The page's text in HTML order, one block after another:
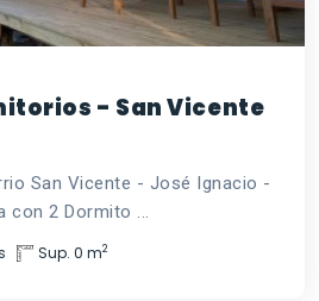
- San Vicente
San Vicente - José Ignacio -
con 2 Dormito ...
Sup. 0 m2